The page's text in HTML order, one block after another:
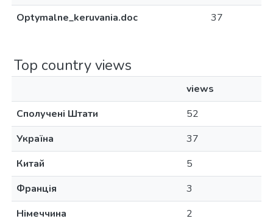
Optymalne_keruvania.doc
37
Top country views
views
Сполучені Штати
52
Україна
37
Китай
5
Франція
3
Німеччина
2